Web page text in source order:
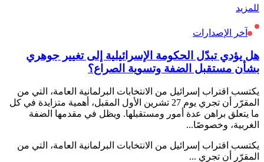
للمزيد
آخر الإصدارات
هل يؤدي تبدّل الحكومة الإسرائيلية إلى تغيير جوهري
بشأن مستقبل الضفة وتسوية الصراع؟
يكتسب اقتراب إسرائيل من الانتخابات البرلمانية العامة، التي من
المقرّر أن تجري يوم 27 تشرين الأول المقبل، أهمية متزايدة في كل
ما يتعلق براهن عدة أمور ومستقبلها. ويظل في مقدمها الضفة
الغربية، وخصوصًا...
يكتسب اقتراب إسرائيل من الانتخابات البرلمانية العامة، التي من
المقرّر أن تجري ...